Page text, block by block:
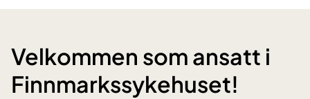
Velkommen som ansatt i
Finnmarkssykehuset!